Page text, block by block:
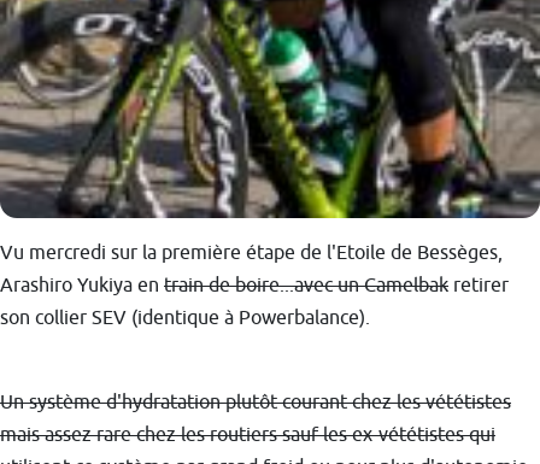
Vu mercredi sur la première étape de l'Etoile de Bessèges,
Arashiro Yukiya en train de boire...avec un Camelbak retirer
son collier SEV (identique à Powerbalance).
Un système d'hydratation plutôt courant chez les vététistes
mais assez rare chez les routiers sauf les ex-vététistes qui